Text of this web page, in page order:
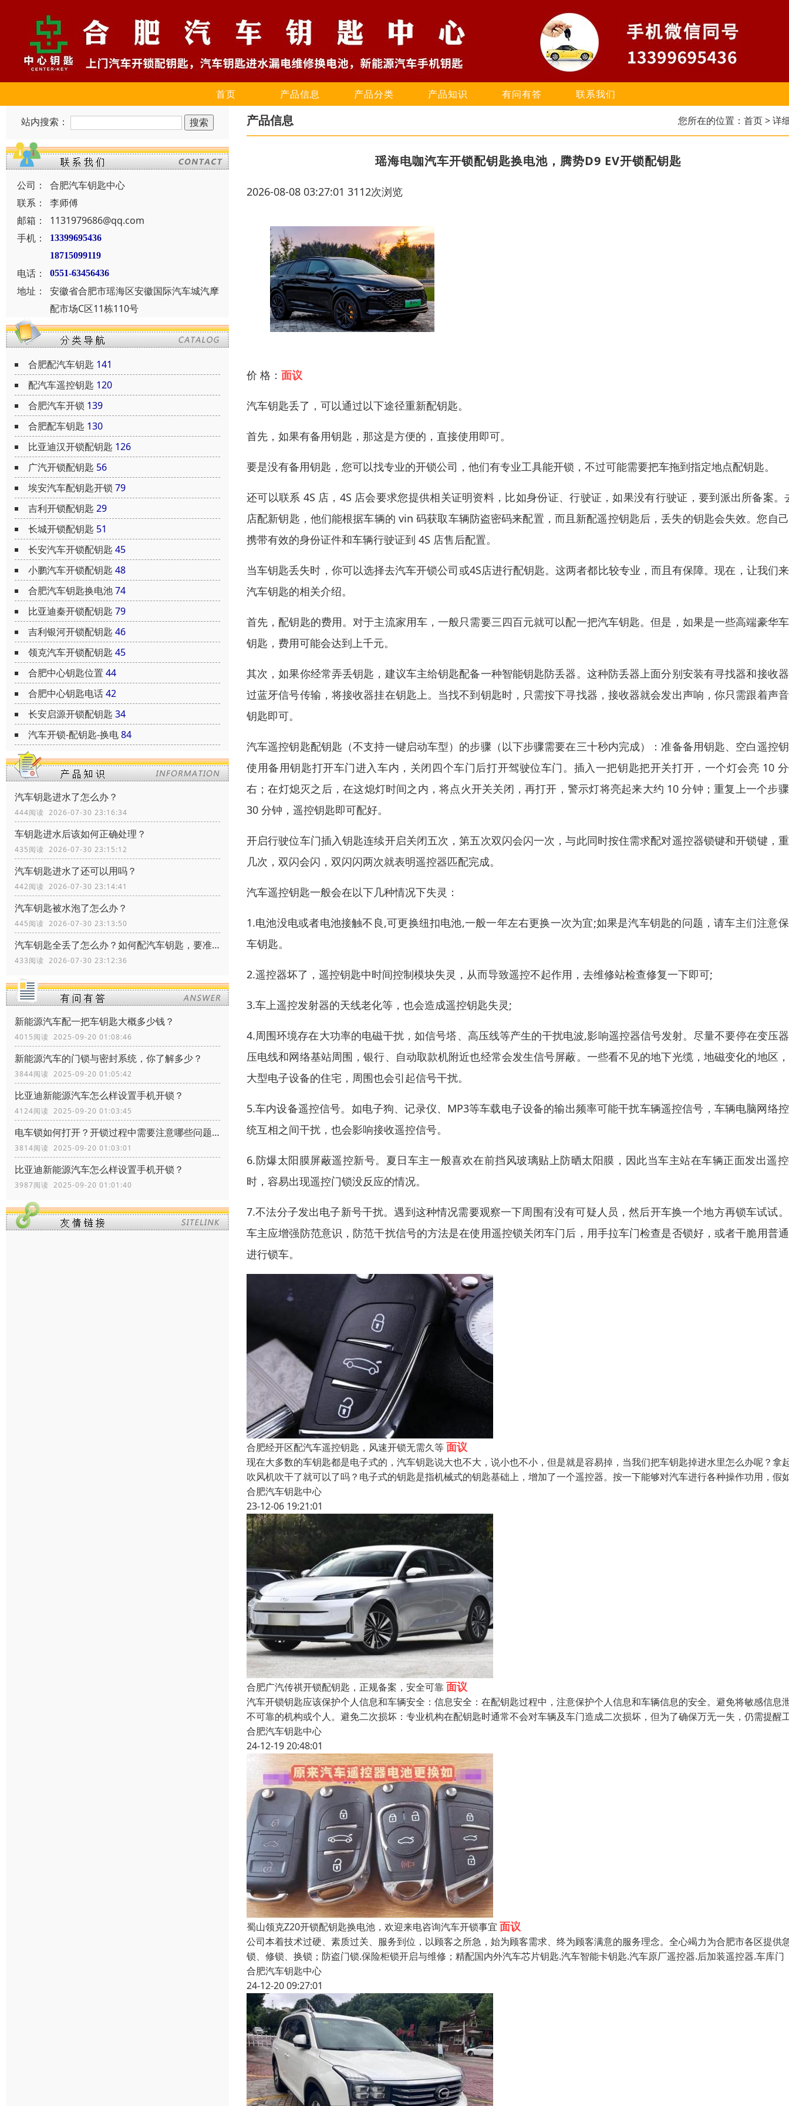
首页 产品信息 产品分类 产品知识 有问有答 联系我们
站内搜索：
公司：
合肥汽车钥匙中心
联系：
李师傅
邮箱：
1131979686@qq.com
手机：
13399695436
18715099119
电话： 0551-63456436
地址：
安徽省合肥市瑶海区安徽国际汽车城汽摩
配市场C区11栋110号
合肥配汽车钥匙 141
配汽车遥控钥匙 120
合肥汽车开锁 139
合肥配车钥匙 130
比亚迪汉开锁配钥匙 126
广汽开锁配钥匙 56
埃安汽车配钥匙开锁 79
吉利开锁配钥匙 29
长城开锁配钥匙 51
长安汽车开锁配钥匙 45
小鹏汽车开锁配钥匙 48
合肥汽车钥匙换电池74
比亚迪秦开锁配钥匙 79
吉利银河开锁配钥匙 46
领克汽车开锁配钥匙 45
合肥中心钥匙位置 44
合肥中心钥匙电话42
长安启源开锁配钥匙 34
汽车开锁-配钥匙-换电84
汽车钥匙进水了怎么办？
444阅读 2026-07-30 23:16:34
车钥匙进水后该如何正确处理？
435阅读 2026-07-30 23:15:12
汽车钥匙进水了还可以用吗？
442阅读 2026-07-30 23:14:41
汽车钥匙被水泡了怎么办？
445阅读 2026-07-30 23:13:50
汽车钥匙全丢了怎么办？如何配汽车钥匙，要准备什么资料？
433阅读 2026-07-30 23:12:36
新能源汽车配一把车钥匙大概多少钱？
4015阅读 2025-09-20 01:08:46
新能源汽车的门锁与密封系统，你了解多少？
3844阅读 2025-09-20 01:05:42
比亚迪新能源汽车怎么样设置手机开锁？
4124阅读 2025-09-20 01:03:45
电车锁如何打开？开锁过程中需要注意哪些问题？
3814阅读 2025-09-20 01:03:01
比亚迪新能源汽车怎么样设置手机开锁？
3987阅读 2025-09-20 01:01:40
产品信息 您所在的位置： 首页> 详
瑶海电咖汽车开锁配钥匙换电池，腾势D9 EV开锁配钥匙
2026-08-08 03:27:01 3112次浏览
价 格： 面议
汽车钥匙丢了，可以通过以下途径重新配钥匙。
首先，如果有备用钥匙，那这是方便的，直接使用即可。
要是没有备用钥匙，您可以找专业的开锁公司，他们有专业工具能开锁，不过可能需要把车拖到指定地点配钥匙。
还可以联系 4S 店，4S 店会要求您提供相关证明资料，比如身份证、行驶证，如果没有行驶证，要到派出所备案。
店配新钥匙，他们能根据车辆的 vin 码获取车辆防盗密码来配置，而且新配遥控钥匙后，丢失的钥匙会失效。您自
携带有效的身份证件和车辆行驶证到 4S 店售后配置。
当车钥匙丢失时，你可以选择去汽车开锁公司或4S店进行配钥匙。这两者都比较专业，而且有保障。现在，让我们
汽车钥匙的相关介绍。
首先，配钥匙的费用。对于主流家用车，一般只需要三四百元就可以配一把汽车钥匙。但是，如果是一些高端豪华
钥匙，费用可能会达到上千元。
其次，如果你经常弄丢钥匙，建议车主给钥匙配备一种智能钥匙防丢器。这种防丢器上面分别安装有寻找器和接收
过蓝牙信号传输，将接收器挂在钥匙上。当找不到钥匙时，只需按下寻找器，接收器就会发出声响，你只需跟着声
钥匙即可。
汽车遥控钥匙配钥匙（不支持一键启动车型）的步骤（以下步骤需要在三十秒内完成）：准备备用钥匙、空白遥控
使用备用钥匙打开车门进入车内，关闭四个车门后打开驾驶位车门。插入一把钥匙把开关打开，一个灯会亮 10
右；在灯熄灭之后，在这熄灯时间之内，将点火开关关闭，再打开，警示灯将亮起来大约 10 分钟；重复上一个步
30 分钟，遥控钥匙即可配好。
开启行驶位车门插入钥匙连续开启关闭五次，第五次双闪会闪一次，与此同时按住需求配对遥控器锁键和开锁键，
几次，双闪会闪，双闪闪两次就表明遥控器匹配完成。
汽车遥控钥匙一般会在以下几种情况下失灵：
1.电池没电或者电池接触不良,可更换纽扣电池,一般一年左右更换一次为宜;如果是汽车钥匙的问题，请车主们注意
车钥匙。
2.遥控器坏了，遥控钥匙中时间控制模块失灵，从而导致遥控不起作用，去维修站检查修复一下即可;
3.车上遥控发射器的天线老化等，也会造成遥控钥匙失灵;
4.周围环境存在大功率的电磁干扰，如信号塔、高压线等产生的干扰电波,影响遥控器信号发射。尽量不要停在变压
压电线和网络基站周围，银行、自动取款机附近也经常会发生信号屏蔽。一些看不见的地下光缆，地磁变化的地区
大型电子设备的住宅，周围也会引起信号干扰。
5.车内设备遥控信号。如电子狗、记录仪、MP3等车载电子设备的输出频率可能干扰车辆遥控信号，车辆电脑网络
统互相之间干扰，也会影响接收遥控信号。
6.防爆太阳膜屏蔽遥控新号。夏日车主一般喜欢在前挡风玻璃贴上防晒太阳膜，因此当车主站在车辆正面发出遥
时，容易出现遥控门锁没反应的情况。
7.不法分子发出电子新号干扰。遇到这种情况需要观察一下周围有没有可疑人员，然后开车换一个地方再锁车试试
车主应增强防范意识，防范干扰信号的方法是在使用遥控锁关闭车门后，用手拉车门检查是否锁好，或者干脆用普
进行锁车。
合肥经开区配汽车遥控钥匙，风速开锁无需久等面议
现在大多数的车钥匙都是电子式的，汽车钥匙说大也不大，说小也不小，但是就是容易掉，当我们把车钥匙掉进水里怎么办呢？拿
吹风机吹干了就可以了吗？电子式的钥匙是指机械式的钥匙基础上，增加了一个遥控器。按一下能够对汽车进行各种操作功用，假
合肥汽车钥匙中心
23-12-06 19:21:01
合肥广汽传祺开锁配钥匙，正规备案，安全可靠面议
汽车开锁钥匙应该保护个人信息和车辆安全：信息安全：在配钥匙过程中，注意保护个人信息和车辆信息的安全。避免将敏感信息
不可靠的机构或个人。避免二次损坏：专业机构在配钥匙时通常不会对车辆及车门造成二次损坏，但为了确保万无一失，仍需提醒
合肥汽车钥匙中心
24-12-19 20:48:01
蜀山领克Z20开锁配钥匙换电池，欢迎来电咨询汽车开锁事宜 面议
公司本着技术过硬、素质过关、服务到位，以顾客之所急，始为顾客需求、终为顾客满意的服务理念。全心竭力为合肥市各区提供
锁、修锁、换锁；防盗门锁.保险柜锁开启与维修；精配国内外汽车芯片钥匙.汽车智能卡钥匙.汽车原厂遥控器.后加装遥控器.车库门
合肥汽车钥匙中心
24-12-20 09:27:01